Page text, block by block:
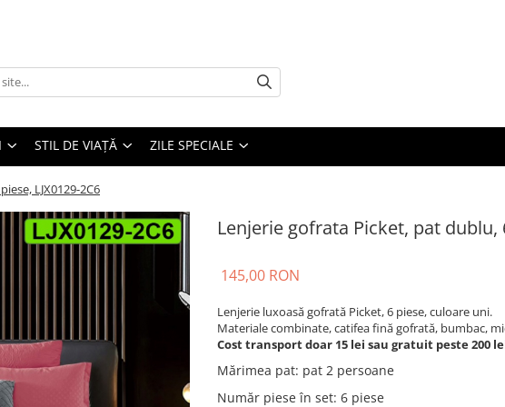
STIL DE VIAȚĂ ZILE SPECIALE
LJX0129-2C6
Lenjerie gofrata Picket, pat dublu,
145,00 RON
Lenjerie luxoasă gofrată Picket, 6 piese, culoare uni.
Materiale combinate, catifea fină gofrată, bumbac,
Cost transport doar 15 lei sau gratuit peste 200
Mărimea pat: pat 2 persoane
Număr piese în set: 6 piese